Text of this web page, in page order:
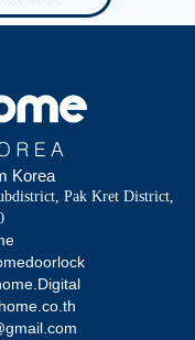
Korea
Pak Kret District,